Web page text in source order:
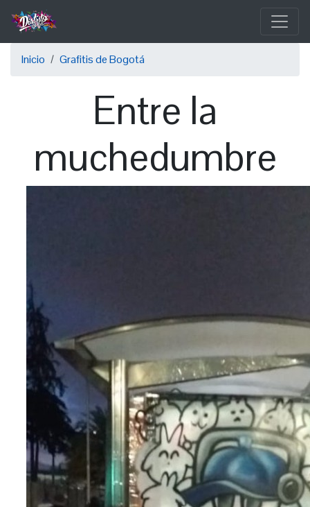
Pasar
contenido
principalSobrescribir
Inicio Grafitis de Bogotá
Entre la
muchedumbre